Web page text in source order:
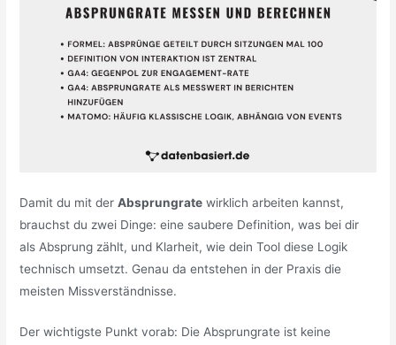
Damit du mit derAbsprungrate wirklich arbeiten kannst,
brauchst du zwei Dinge: eine saubere Definition, was bei dir
als Absprung zählt, und Klarheit, wie dein Tool diese Logik
technisch umsetzt. Genau da entstehen in der Praxis die
meisten Missverständnisse.
Der wichtigste Punkt vorab: Die Absprungrate ist keine